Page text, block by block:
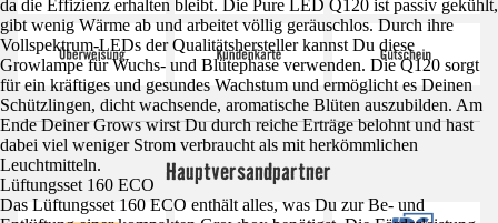
da die Effizienz erhalten bleibt. Die Pure LED Q120 ist passiv gekühlt,
gibt wenig Wärme ab und arbeitet völlig geräuschlos. Durch ihre
Vollspektrum-LEDs der Qualitätshersteller kannst Du diese
Growlampe für Wuchs- und Blütephase verwenden. Die Q120 sorgt
für ein kräftiges und gesundes Wachstum und ermöglicht es Deinen
Schützlingen, dicht wachsende, aromatische Blüten auszubilden. Am
Ende Deiner Grows wirst Du durch reiche Erträge belohnt und hast
dabei viel weniger Strom verbraucht als mit herkömmlichen
Leuchtmitteln.
Lüftungsset 160 ECO
Das Lüftungsset 160 ECO enthält alles, was Du zur Be- und
Hauptversandpartner